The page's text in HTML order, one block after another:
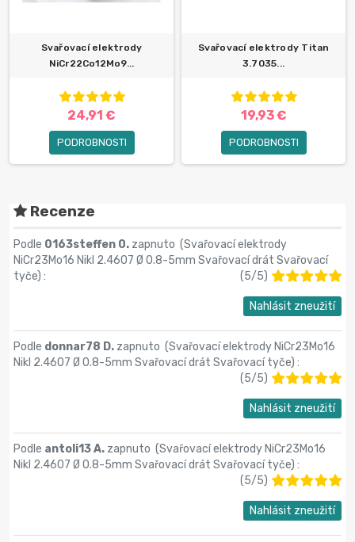
Svařovací elektrody
NiCr22Co12Mo9...
24,91 €
PODROBNOSTI
Svařovací elektrody Titan
3.7035...
19,93 €
PODROBNOSTI
Recenze
Podle 0163steffen 0. zapnuto (Svařovací elektrody
NiCr23Mo16 Nikl 2.4607 Ø 0.8-5mm Svařovací drát Svařovací
tyče) : (5/5)
Nahlásit zneužití
Podle donnar78 D. zapnuto (Svařovací elektrody NiCr23Mo16
Nikl 2.4607 Ø 0.8-5mm Svařovací drát Svařovací tyče) :
(5/5)
Nahlásit zneužití
Podle antoli13 A. zapnuto (Svařovací elektrody NiCr23Mo16
Nikl 2.4607 Ø 0.8-5mm Svařovací drát Svařovací tyče) :
(5/5)
Nahlásit zneužití